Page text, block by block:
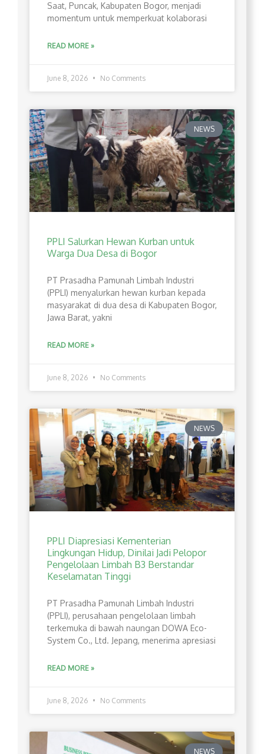
Saat, Puncak, Kabupaten Bogor, menjadi
momentum untuk memperkuat kolaborasi
READ MORE »
June 8, 2026 No Comments
NEWS
PPLI Salurkan Hewan Kurban untuk
Warga Dua Desa di Bogor
PT Prasadha Pamunah Limbah Industri
(PPLI) menyalurkan hewan kurban kepada
masyarakat di dua desa di Kabupaten Bogor,
Jawa Barat, yakni
READ MORE »
June 8, 2026 No Comments
NEWS
PPLI Diapresiasi Kementerian
Lingkungan Hidup, Dinilai Jadi Pelopor
Pengelolaan Limbah B3 Berstandar
Keselamatan Tinggi
PT Prasadha Pamunah Limbah Industri
(PPLI), perusahaan pengelolaan limbah
terkemuka di bawah naungan DOWA Eco-
System Co., Ltd. Jepang, menerima apresiasi
READ MORE »
June 8, 2026 No Comments
NEWS